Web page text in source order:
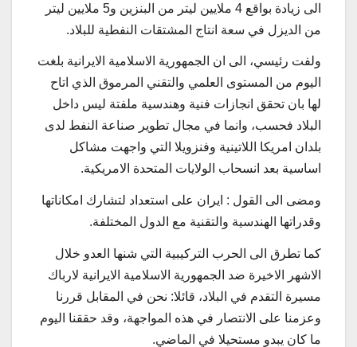
الى زيادة بواقع 4 ملايين ليتر من البنزين و5 ملايين ليتر
من الديزل في سعة انتاج المشتقات النفطية للبلاد.
ولفت رئيسي، الى ان الجمهورية الاسلامية الايرانية بلغت
اليوم من المستوى العلمي والتقني المرموق الذي اتاح
لها بان تحقق انجازات فنية وهندسية ملفتة ليس داخل
البلاد فحسب، وانما في مجال تطوير صناعة النفط لدى
بلدان امريكا اللاتينية وفنزويلا التي واجهت مشاكل
اساسية بعد انسحاب الولايات المتحدة الامريكية.
ومضى الى القول : ايران على استعداد لتشارك امكاناتها
وقدراتها الهندسية والتقنية مع الدول المختلفة.
كما تطرق الى الحرب التركيبية التي شنها العدو خلال
الاشهر الاخيرة ضد الجمهورية الاسلامية الايرانية لارباك
مسيرة التقدم في البلاد، قائلا: نحن في المقابل قررنا
وعزمنا على الانتصار في هذه المواجهة، وقد حققنا اليوم
ما كان يبدو مستحيلا في الماضي.